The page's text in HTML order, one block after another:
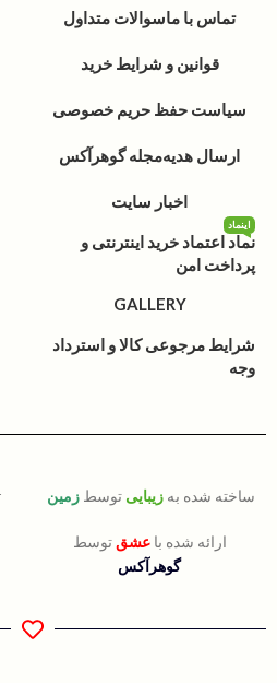
تماس با ماسوالات متداول
قوانین و شرایط خرید
سیاست حفظ حریم خصوصی
ارسال هدیهمجله گوهرآکس
اخبار سایت
نماد اعتماد خرید اینترنتی و
پرداخت امن
اینماد
GALLERY
شرایط مرجوعی کالا و استرداد
وجه
ساخته شده به زیبایی توسط زمین
ارائه شده باعشق توسط
گوهرآکس